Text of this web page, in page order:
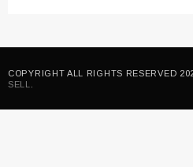
COPYRIGHT ALL RIGHTS RESERVED
SELL